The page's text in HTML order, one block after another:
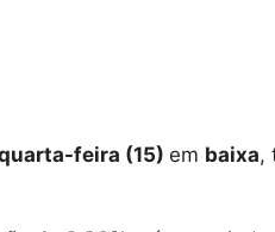
feira (15) em baixa,